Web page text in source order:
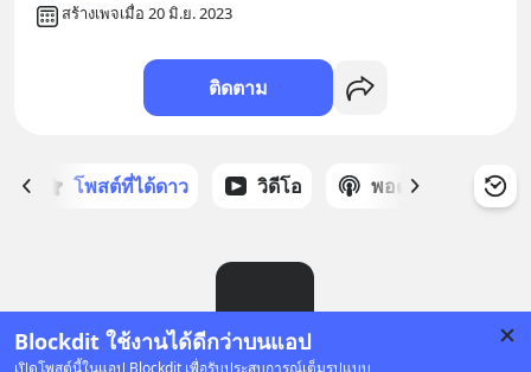
Blockdit ใช้งานได้ดีกว่าบนแอป
เปิดโพสต์นี้ในแอป Blockdit เพื่อรับประสบการณ์เต็มรูปแบบ
สร้างเพจเมื่อ 20 มิ.ย. 2023
ติดตาม
โพสต์ที่ได้ดาว วิดีโอ พอดแคสต์